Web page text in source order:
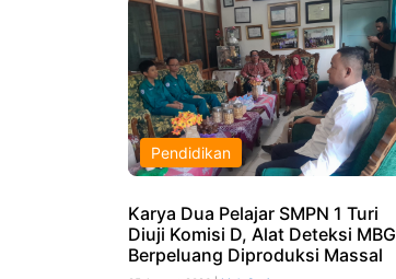
Pendidikan
Karya Dua Pelajar SMPN 1 Turi
Diuji Komisi D, Alat Deteksi MBG
Berpeluang Diproduksi Massal